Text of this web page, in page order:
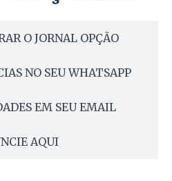
O JORNAL OPÇÃO
NO SEU WHATSAPP
EM SEU EMAIL
AQUI